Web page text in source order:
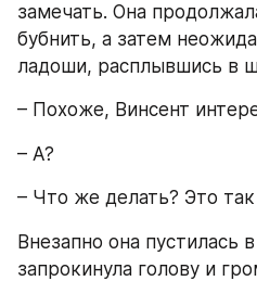
замечать. Она
бубнить, а затем
ладоши, расплывшись в
– Похоже, Винсент
– А?
– Что же делать? Это так
Внезапно она пустилась
запрокинула голову и